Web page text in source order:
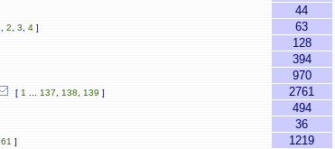
44
2 3 4] 63
128
394
970
[ 1 137 138 139 ] 2761
494
36
61 ] 1219